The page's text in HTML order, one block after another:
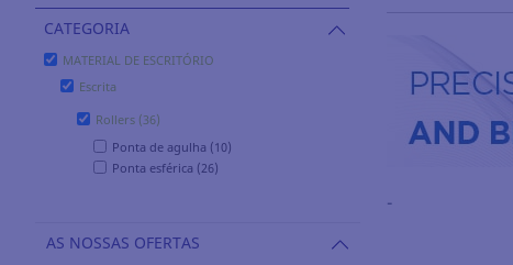
CATEGORIA
MATERIAL DE ESCRITÓRIO
Escrita
Rollers (36)
Ponta de agulha (10)
Ponta esférica (26)
AS NOSSAS OFERTAS
-